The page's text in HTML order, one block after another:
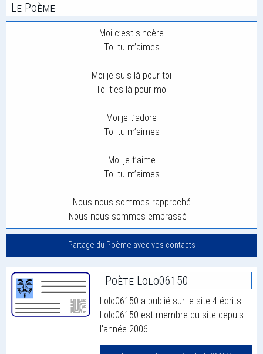
Le Poème
Moi c’est sincère
Toi tu m’aimes
Moi je suis là pour toi
Toi t’es là pour moi
Moi je t’adore
Toi tu m’aimes
Moi je t’aime
Toi tu m’aimes
Nous nous sommes rapproché
Nous nous sommes embrassé ! !
Partage du Poème avec vos contacts
Poète Lolo06150
Lolo06150 a publié sur le site 4 écrits.
Lolo06150 est membre du site depuis
l'année 2006.